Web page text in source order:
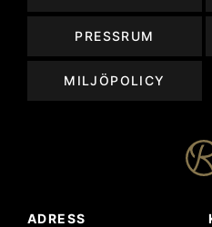
PRESSRUM
MILJÖPOLICY
ADRESS